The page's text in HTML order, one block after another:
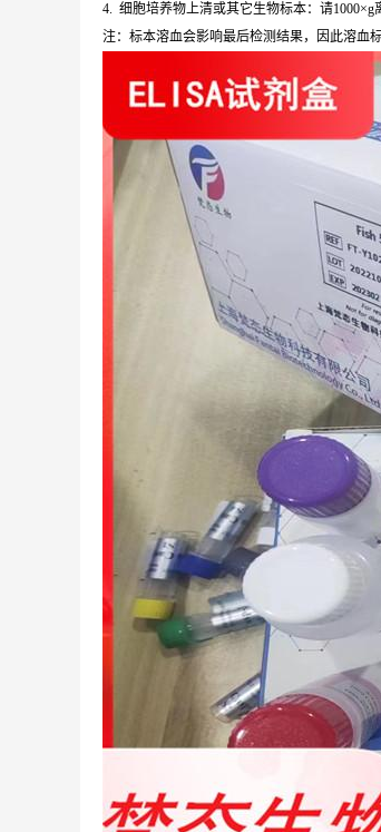
4. 细胞培养物上清或其它生物标本：请
注：标本溶血会影响最后检测结果，因此溶血